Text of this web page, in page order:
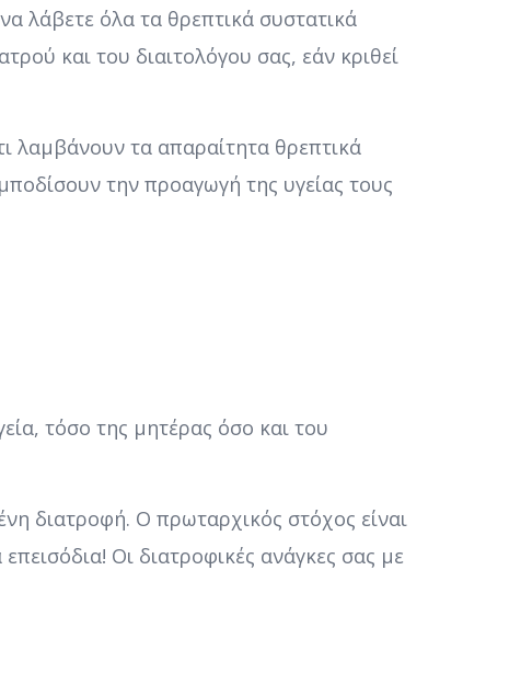
λάβετε όλα τα θρεπτικά συστατικά
και του διαιτολόγου σας, εάν κριθεί
λαμβάνουν τα απαραίτητα θρεπτικά
την προαγωγή της υγείας τους
τόσο της μητέρας όσο και του
διατροφή. Ο πρωταρχικός στόχος είναι
Οι διατροφικές ανάγκες σας με